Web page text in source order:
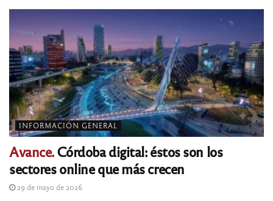
INFORMACIÓN GENERAL
Avance.Córdoba digital: éstos son los
sectores online que más crecen
29 de mayo de 2026